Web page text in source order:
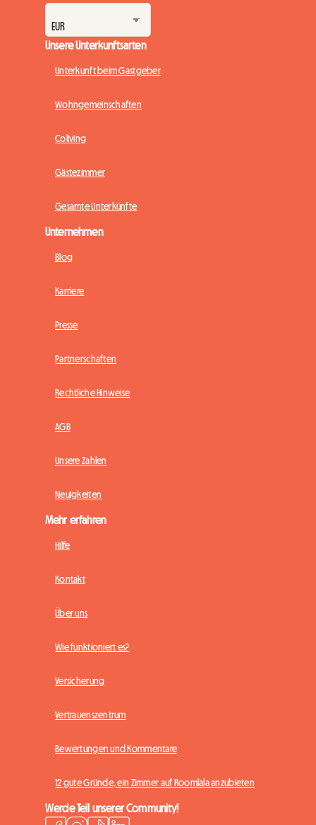
Unsere Unterkunftsarten
Unterkunft beim Gastgeber
Wohngemeinschaften
Coliving
Gästezimmer
Gesamte Unterkünfte
Unternehmen
Blog
Karriere
Presse
Partnerschaften
Rechtliche Hinweise
AGB
Unsere Zahlen
Neuigkeiten
Mehr erfahren
Hilfe
Kontakt
Über uns
Wie funktioniert es?
Versicherung
Vertrauenszentrum
Bewertungen und Kommentare
12 gute Gründe, ein Zimmer auf Roomlala anzubieten
Werde Teil unserer Community!